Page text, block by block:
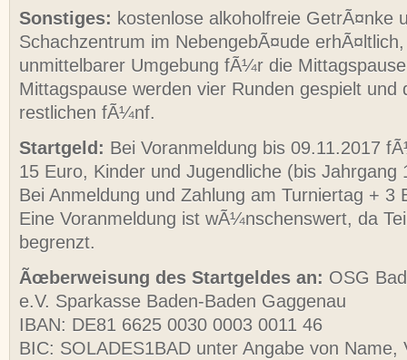
Sonstiges: kostenlose alkoholfreie GetrÃ¤nke
Schachzentrum im NebengebÃ¤ude
unmittelbarer Umgebung fÃ¼r die
Mittagspause werden vier Runden gespielt und
restlichen fÃ¼nf.
Startgeld: Bei Voranmeldung bis 09.11.2017
15 Euro, Kinder und Jugendliche (bis Jahrgang
Bei Anmeldung und Zahlung am Turniertag + 3
Eine Voranmeldung ist wÃ¼nschenswert, da
begrenzt.
Ãœberweisung des Startgeldes an: OSG
e.V. Sparkasse Baden-Baden Gaggenau
IBAN: DE81 6625 0030 0003 0011 46
BIC: SOLADES1BAD unter Angabe von Name,